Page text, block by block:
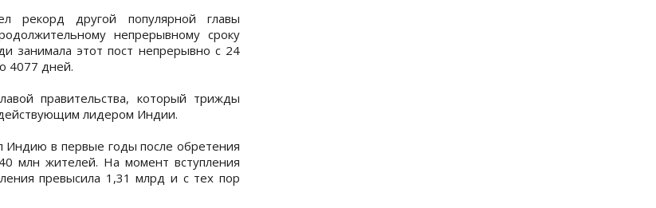
другой популярной главы
непрерывному сроку
занимала этот пост непрерывно с 24
4077 дней.
правительства, который трижды
лидером Индии.
Индию в первые годы после обретения
млн жителей. На момент вступления
превысила 1,31 млрд и с тех пор